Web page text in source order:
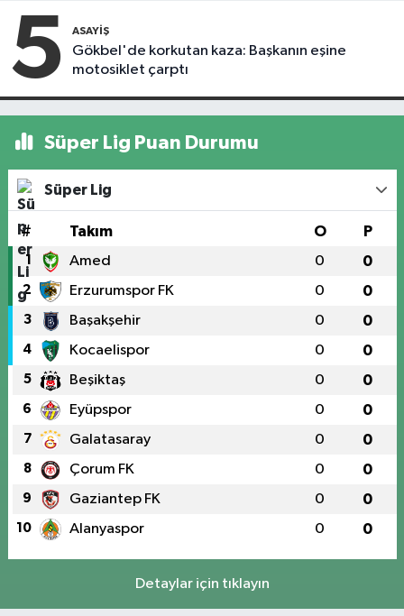
5 ASAYIŞ
Gökbel'de korkutan kaza: Başkanın eşine
motosiklet çarptı
Süper Lig Puan Durumu
Süper Lig
# Takım O P
1 Amed 0 0
2 Erzurumspor FK 0 0
3 Başakşehir 0 0
4 Kocaelispor 0 0
5 Beşiktaş 0 0
6 Eyüpspor 0 0
7 Galatasaray 0 0
8 Çorum FK 0 0
9 Gaziantep FK 0 0
10 Alanyaspor 0 0
Detaylar için tıklayın